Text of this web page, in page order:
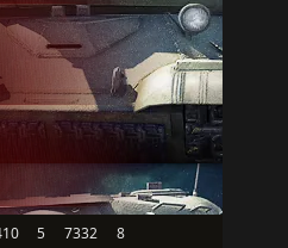
5 7332 8